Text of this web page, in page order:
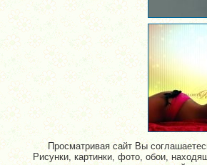
Просматривая сайт Вы
Рисунки, картинки, фото, обои,